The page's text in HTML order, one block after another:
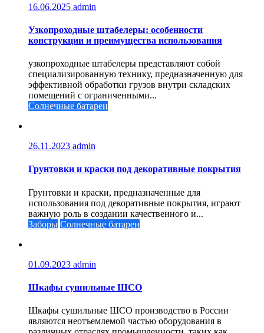
16.06.2025 admin
Узкопроходные штабелеры: особенности
конструкции и преимущества использования
узкопроходные штабелеры представляют собой
специализированную технику, предназначенную для
эффективной обработки грузов внутри складских
помещений с ограниченными...
Солнечные батареи
26.11.2023 admin
Грунтовки и краски под декоративные покрытия
Грунтовки и краски, предназначенные для
использования под декоративные покрытия, играют
важную роль в создании качественного и...
Заборы Солнечные батареи
01.09.2023 admin
Шкафы сушильные ШСО
Шкафы сушильные ШСО производство в России
являются неотъемлемой частью оборудования в